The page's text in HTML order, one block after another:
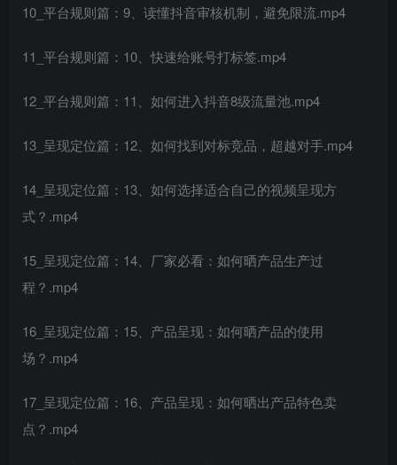
10_平台规则篇：9、读懂抖音审核机制，避免限流.mp4
11_平台规则篇：10、快速给账号打标签.mp4
12_平台规则篇：11、如何进入抖音8级流量池.mp4
13_呈现定位篇：12、如何找到对标竞品，超越对手.mp4
14_呈现定位篇：13、如何选择适合自己的视频呈现方
式？.mp4
15_呈现定位篇：14、厂家必看：如何晒产品生产过
程？.mp4
16_呈现定位篇：15、产品呈现：如何晒产品的使用
场？.mp4
17_呈现定位篇：16、产品呈现：如何晒出产品特色卖
点？.mp4